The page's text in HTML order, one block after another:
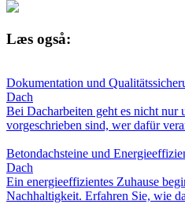
Læs også:
Dokumentation und
Dach
Bei Dacharbeiten geht es nicht nur
vorgeschrieben sind, wer dafür
Betondachsteine und
Dach
Ein energieeffizientes Zuhause
Nachhaltigkeit. Erfahren Sie, wie